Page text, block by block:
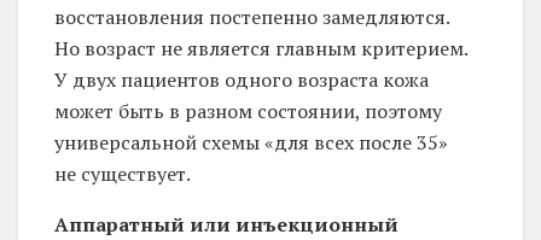
восстановления постепенно замедляются.
Но возраст не является главным критерием.
У двух пациентов одного возраста кожа
может быть в разном состоянии, поэтому
универсальной схемы «для всех после 35»
не существует.
Аппаратный или инъекционный